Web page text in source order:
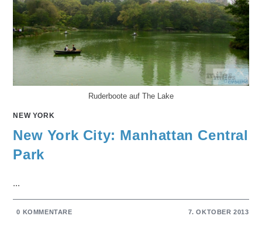
Ruderboote auf The Lake
NEW YORK
New York City: Manhattan Central
Park
...
0 KOMMENTARE 7. OKTOBER 2013